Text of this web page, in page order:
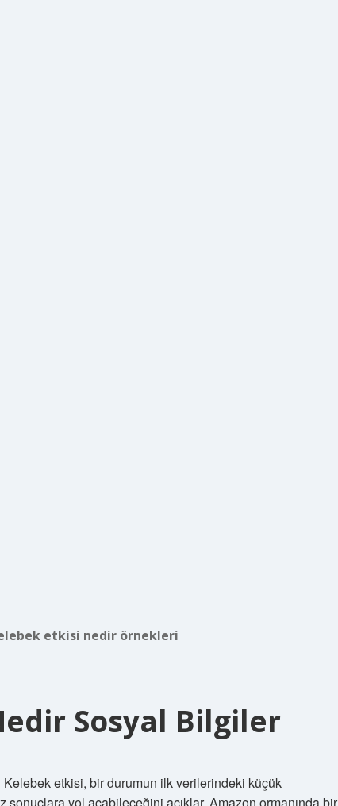
etkisi nedir örnekleri
Sosyal Bilgiler
etkisi, bir durumun ilk verilerindeki küçük